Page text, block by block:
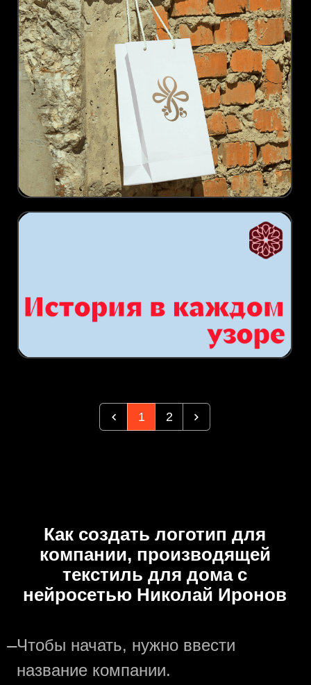
1 2
Как создать логотип для
компании, производящей
текстиль для дома с
нейросетью Николай Иронов
—Чтобы начать, нужно ввести
название компании.